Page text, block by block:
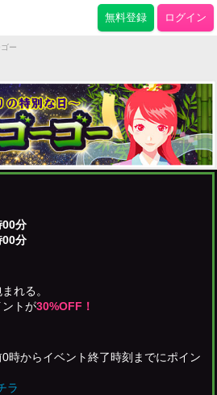
無料登録 ログイン
ー
00分
00分
れる。
トが30%OFF！
時からイベント終了時刻までにポイン
ラ